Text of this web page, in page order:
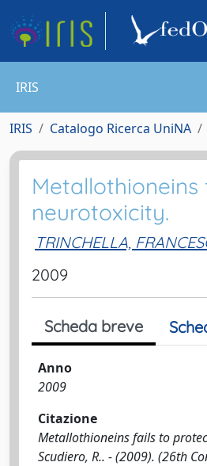
IRIS
IRIS Catalogo Ricerca UniNA
neurotoxicity.
TRINCHELLA,
2009
Scheda breve
Anno
2009
Citazione
Metallothioneins fails to
Scudiero, R.. - (2009). (26th